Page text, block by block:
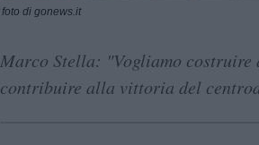
foto di gonews.it
Marco Stella: "Vogliamo costruire
contribuire alla vittoria del